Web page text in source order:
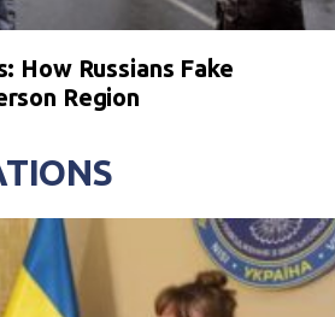
How Russians Fake
Region